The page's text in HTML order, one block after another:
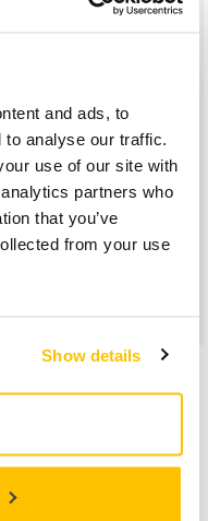
and ads, to
to analyse our traffic.
use of our site with
partners who
that you’ve
from your use
Show details
aan voor de 2+1
Service Plan te
binnen 14 dagen na
ontvangt u 50%